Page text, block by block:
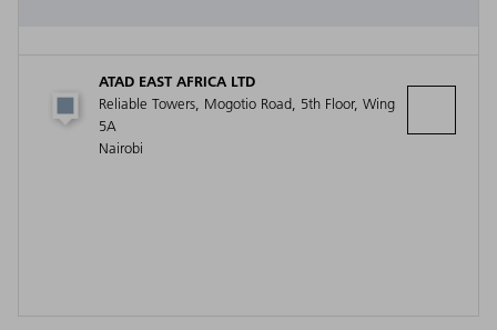
ATAD EAST AFRICA LTD
Reliable Towers, Mogotio Road, 5th Floor, Wing
5A
Nairobi